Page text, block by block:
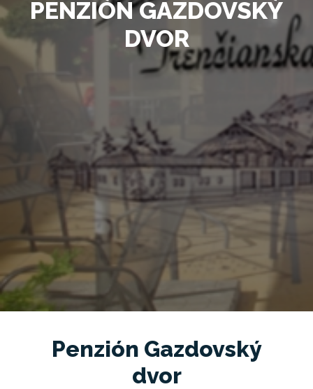
PENZIÓN GAZDOVSKÝ
DVOR
Penzión Gazdovský
dvor